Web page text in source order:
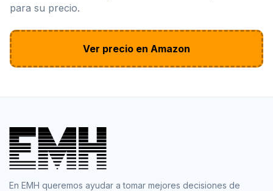
para su precio.
Ver precio en Amazon
En EMH queremos ayudar a tomar mejores decisiones de